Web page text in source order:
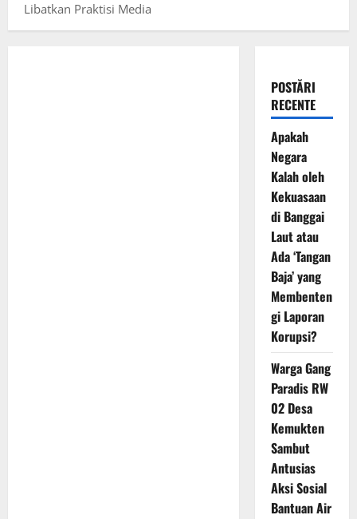
Libatkan Praktisi Media
POSTĂRI
RECENTE
Apakah
Negara
Kalah oleh
Kekuasaan
di Banggai
Laut atau
Ada ‘Tangan
Baja’ yang
Membenten
gi Laporan
Korupsi?
Warga Gang
Paradis RW
02 Desa
Kemukten
Sambut
Antusias
Aksi Sosial
Bantuan Air